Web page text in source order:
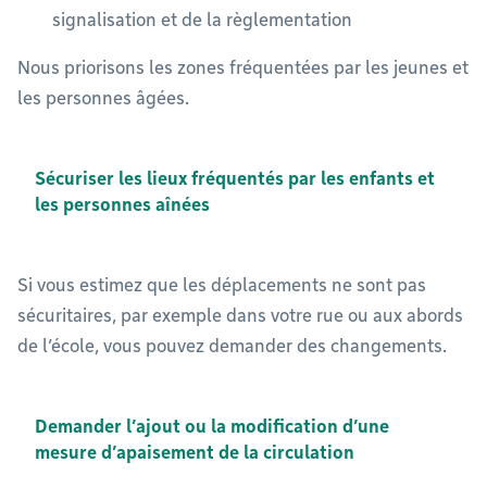
signalisation et de la règlementation
Nous priorisons les zones fréquentées par les jeunes et
les personnes âgées.
Sécuriser les lieux fréquentés par les enfants et
les personnes aînées
Si vous estimez que les déplacements ne sont pas
sécuritaires, par exemple dans votre rue ou aux abords
de l’école, vous pouvez demander des changements.
Demander l’ajout ou la modification d’une
mesure d’apaisement de la circulation